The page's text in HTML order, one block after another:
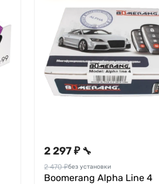
2 297 ₽ 🔧
2 470 ₽без установки
Boomerang Alpha Line 4